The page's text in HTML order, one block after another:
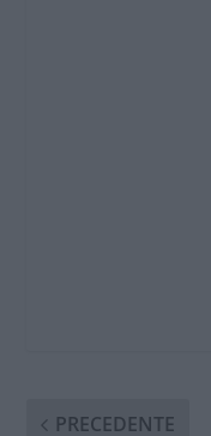
PRECEDENTE